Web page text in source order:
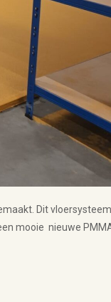
Dit
mooie nieuwe